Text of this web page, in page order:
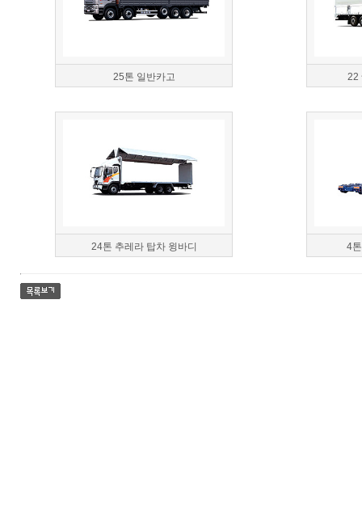
25톤 일반카고 22
24톤 추레라 탑차 윙바디 4